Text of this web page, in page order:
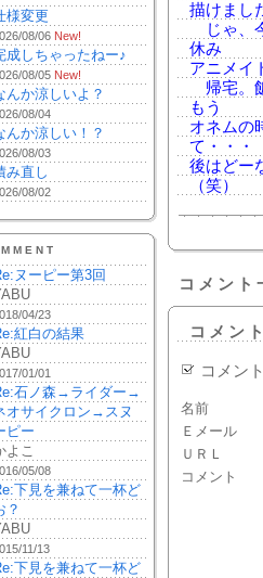
様変更
08/06 New!
成しちゃったねー♪
08/05 New!
んか涼しいよ？
08/04
んか涼しい！？
08/03
み直し
08/02
ヌーピー第3回
04/23
紅白の結果
01/01
石ノ森→ライダー→
オサイクロン→スヌ
ピー
よこ
05/08
下見を兼ねて一杯ど
？
11/13
下見を兼ねて一杯ど
描けまし
じゃ、
休み
アニメイ
帰宅。
もう
オネムの
て・・・
後はどー
（笑）
コメント
コメン
コメン
名前
Ｅメール
ＵＲＬ
コメント